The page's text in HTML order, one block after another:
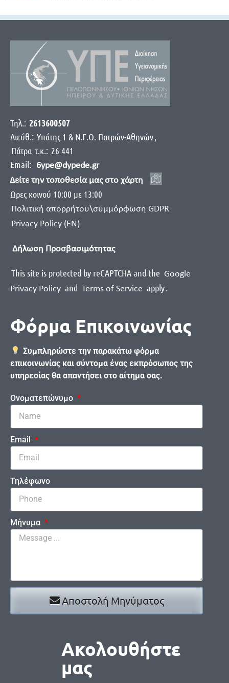
Τηλ.: 2613600507
Διεύθ.: Yπάτης 1 & Ν.Ε.Ο. Πατρών-Αθηνών,
Πάτρα τ.κ.: 26 441
Email:
6ype@dypede.gr
Δείτε την τοποθεσία μας στο χάρτη
Ωρες κοινού 10:00 με 13:00
Πολιτική απορρήτου\συμμόρφωση GDPR
Privacy Policy (EN)
Δήλωση Προσβασιμότητας
This site is protected by reCAPTCHA and the Google
Privacy Policy and Terms of Service apply.
Φόρμα Επικοινωνίας
Συμπληρώστε την παρακάτω φόρμα
επικοινωνίας και σύντομα ένας εκπρόσωπος της
υπηρεσίας θα απαντήσει στο αίτημα σας.
Ονοματεπώνυμο
Email
Τηλέφωνο
Μήνυμα
Αποστολή Μηνύματος
Ακολουθήστε
μας